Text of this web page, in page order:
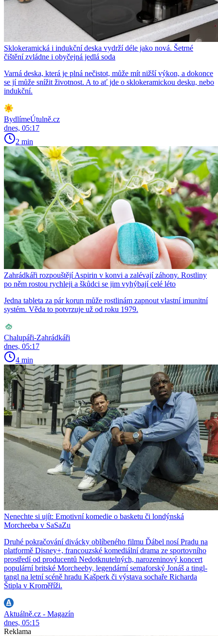
Sklokeramická i indukční deska vydrží déle jako nová. Šetrné
čištění zvládne i obyčejná jedlá soda
Varná deska, která je plná nečistot, může mít nižší výkon, a dokonce
se jí může snížit životnost. A to ať jde o sklokeramickou desku, nebo
indukční.
BydlímeÚtulně.cz
dnes, 05:17
2 min
Zahrádkáři rozpouštějí Aspirin v konvi a zalévají záhony. Rostliny
po něm rostou rychleji a škůdci se jim vyhýbají celé léto
Jedna tableta za pár korun může rostlinám zapnout vlastní imunitní
systém. Věda to potvrzuje už od roku 1979.
Chalupáři-Zahrádkáři
dnes, 05:17
4 min
Nenechte si ujít: Emotivní komedie o basketu či londýnská
Morcheeba v SaSaZu
Druhé pokračování divácky oblíbeného filmu Ďábel nosí Pradu na
platformě Disney+, francouzské komediální drama ze sportovního
prostředí od producentů Nedotknutelných, narozeninový koncert
populární britské Morcheeby, legendární semaforský Jonáš a tingl-
tangl na letní scéně hradu Kašperk či výstava sochaře Richarda
Štipla v Kroměříži.
Aktuálně.cz - Magazín
dnes, 05:15
Reklama